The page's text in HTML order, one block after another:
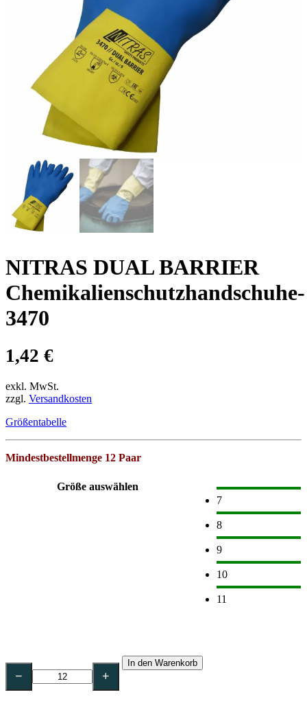
NITRAS DUAL BARRIER
Chemikalienschutzhandschuhe-
3470
1,42 €
exkl. MwSt.
zzgl. Versandkosten
Größentabelle
Mindestbestellmenge 12 Paar
Größe auswählen
7
8
9
10
11
NITRAS
DUAL
BARRIER
− +
In den Warenkorb